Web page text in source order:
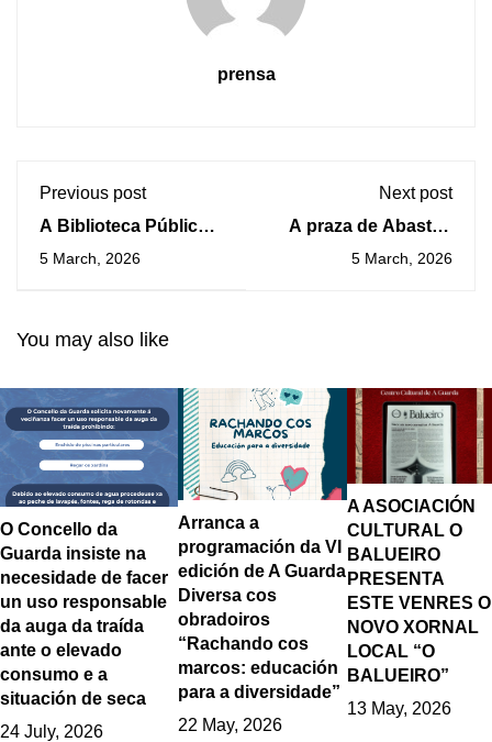
prensa
Previous post
A Biblioteca Pública
Municipal da Guarda
5 March, 2026
Next post
A praza de Abastos
reinagúrase cunha
5 March, 2026
You may also like
O Concello da
Guarda insiste na
necesidade de facer
un uso responsable
da auga da traída
ante o elevado
consumo e a
situación de seca
24 July, 2026
Arranca a
programación da VI
edición de A Guarda
Diversa cos
obradoiros
“Rachando cos
marcos: educación
para a diversidade”
22 May, 2026
A ASOCIACIÓN
CULTURAL O
BALUEIRO
PRESENTA
ESTE VENRES O
NOVO XORNAL
LOCAL “O
BALUEIRO”
13 May, 2026